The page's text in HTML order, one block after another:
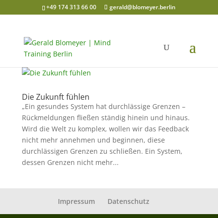
+49 174 313 66 00 gerald@blomeyer.berlin
Die Zukunft fühlen
„Ein gesundes System hat durchlässige Grenzen –
Rückmeldungen fließen ständig hinein und hinaus.
Wird die Welt zu komplex, wollen wir das Feedback
nicht mehr annehmen und beginnen, diese
durchlässigen Grenzen zu schließen. Ein System,
dessen Grenzen nicht mehr...
Impressum Datenschutz